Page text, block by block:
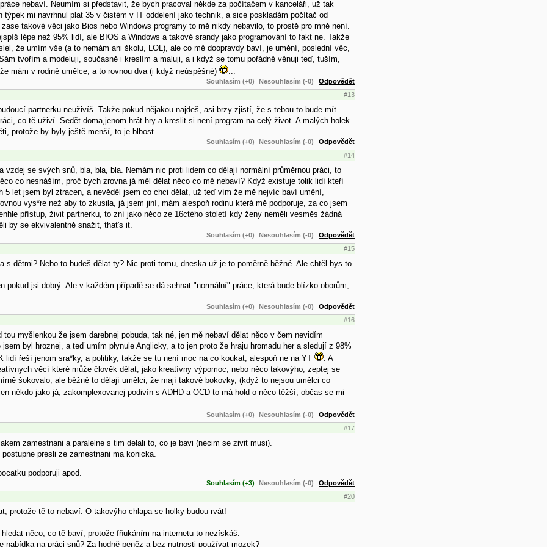
nebaví. Neumím si představit, že bych pracoval někde za počítačem v kanceláři, už tak
mi navrhnul plat 35 v čistém v IT oddelení jako technik, a sice poskladám počítač od
takové věci jako Bios nebo Windows programy to mě nikdy nebavilo, to prostě pro mně není.
lépe než 95% lidí, ale BIOS a Windows a takové srandy jako programování to fakt ne. Takže
že umím vše (a to nemám ani školu, LOL), ale co mě doopravdy baví, je umění, poslední věc,
tvořím a modeluji, současně i kreslím a maluji, a i když se tomu pořádně věnuji teď, tuším,
mám v rodině umělce, a to rovnou dva (i když neúspěšné)
Souhlasím (+0) Nesouhlasím (-0)
Odpovědět
#13
partnerku neuživíš. Takže pokud nějakou najdeš, asi brzy zjistí, že s tebou to bude mít
co tě uživí. Sedět doma,jenom hrát hry a kreslit si není program na celý život. A malých holek
protože by byly ještě menší, to je blbost.
Souhlasím (+0) Nesouhlasím (-0)
Odpovědět
#14
se svých snů, bla, bla, bla. Nemám nic proti lidem co dělají normální průměrnou práci, to
co nesnáším, proč bych zrovna já měl dělat něco co mě nebaví? Když existuje tolik lidí kteří
let jsem byl ztracen, a nevěděl jsem co chci dělat, už teď vím že mě nejvíc baví umění,
vys*re než aby to zkusila, já jsem jiní, mám alespoň rodinu která mě podporuje, za co jsem
přístup, živit partnerku, to zní jako něco ze 16ctého století kdy ženy neměli vesměs žádná
by se ekvivalentně snažit, that's it.
Souhlasím (+0) Nesouhlasím (-0)
Odpovědět
#15
s dětmi? Nebo to budeš dělat ty? Nic proti tomu, dneska už je to poměrně běžné. Ale chtěl bys to
jsi dobrý. Ale v každém případě se dá sehnat "normální" práce, která bude blízko oborům,
Souhlasím (+0) Nesouhlasím (-0)
Odpovědět
#16
myšlenkou že jsem darebnej pobuda, tak né, jen mě nebaví dělat něco v čem nevidím
byl hroznej, a teď umím plynule Anglicky, a to jen proto že hraju hromadu her a sledují z 98%
lidí řeší jenom sra*ky, a politiky, takže se tu není moc na co koukat, alespoň ne na YT
. A
věcí které může člověk dělat, jako kreatívny výpomoc, nebo něco takovýho, zeptej se
šokovalo, ale běžně to dělají umělci, že mají takové bokovky, (když to nejsou umělci co
někdo jako já, zakomplexovanej podivín s ADHD a OCD to má hold o něco těžší, občas se mi
Souhlasím (+0) Nesouhlasím (-0)
Odpovědět
#17
zamestnani a paralelne s tim delali to, co je bavi (necim se zivit musi).
presli ze zamestnani ma konicka.
podporuji apod.
Souhlasím (+3) Nesouhlasím (-0)
Odpovědět
#20
protože tě to nebaví. O takovýho chlapa se holky budou rvát!
něco, co tě baví, protože fňukáním na internetu to nezískáš.
na práci snů? Za hodně peněz a bez nutnosti používat mozek?